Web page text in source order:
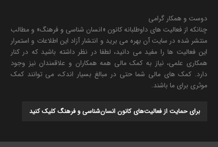
دوست و همکار گرامی
چنانکه از فعالیت های داوطلبانه کانون «انسان شناسی و فرهنگ» و مطالب
منتشر شده در سایت آن بهره می برید و انتشار آزاد این اطلاعات و استمرار
این فعالیت ها را مفید می دانید، لطفا در نظر داشته باشید که در کنار
همکاری علمی، نیاز به کمک مالی همه همکاران و علاقمندان نیز وجود
دارد. کمک های مالی شما حتی در مبالغ بسیار اندک، می توانند کمک
موثری برای ما باشند.
برای حمایت از فعالیت‌های کانون انسان‌شناسی و فرهنگ کلیک کنید